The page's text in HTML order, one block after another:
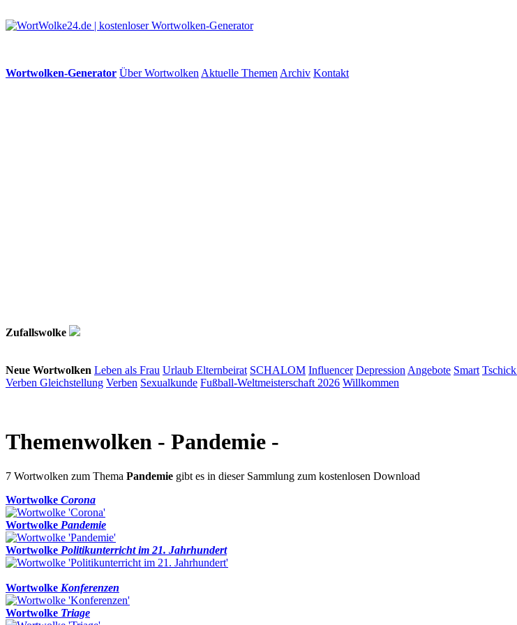
Wortwolken-Generator Über Wortwolken Aktuelle Themen Archiv Kontakt
Zufallswolke
Neue Wortwolken Leben als Frau Urlaub Elternbeirat SCHALOM Influencer Depression Angebote Smart Tschick
Verben Gleichstellung Verben Sexualkunde Fußball-Weltmeisterschaft 2026 Willkommen
Themenwolken - Pandemie -
7 Wortwolken zum Thema Pandemie gibt es in dieser Sammlung zum kostenlosen Download
Wortwolke Corona
Wortwolke Pandemie
Wortwolke Politikunterricht im 21. Jahrhundert
Wortwolke Konferenzen
Wortwolke Triage